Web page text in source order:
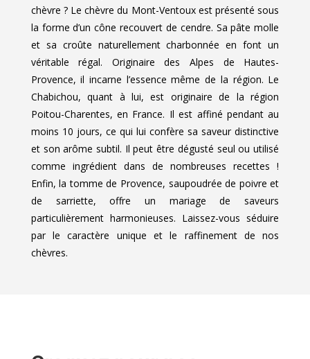
chèvre ? Le chèvre du Mont-Ventoux est présenté sous
la forme d’un cône recouvert de cendre. Sa pâte molle
et sa croûte naturellement charbonnée en font un
véritable régal. Originaire des Alpes de Hautes-
Provence, il incarne l’essence même de la région. Le
Chabichou, quant à lui, est originaire de la région
Poitou-Charentes, en France. Il est affiné pendant au
moins 10 jours, ce qui lui confère sa saveur distinctive
et son arôme subtil. Il peut être dégusté seul ou utilisé
comme ingrédient dans de nombreuses recettes !
Enfin, la tomme de Provence, saupoudrée de poivre et
de sarriette, offre un mariage de saveurs
particulièrement harmonieuses. Laissez-vous séduire
par le caractère unique et le raffinement de nos
chèvres.